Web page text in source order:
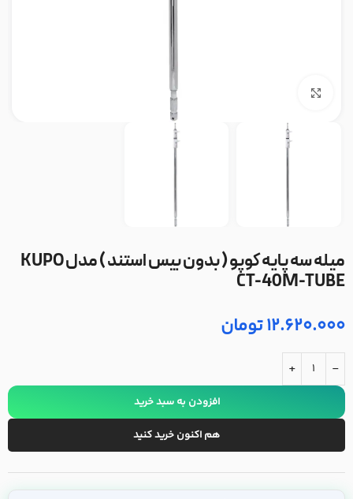
میله سه پایه کوپو ( بدون بیس استند ) مدل KUPO
CT-40M-TUBE
12.620.000تومان
-
+
افزودن به سبد خرید
هم اکنون خرید کنید